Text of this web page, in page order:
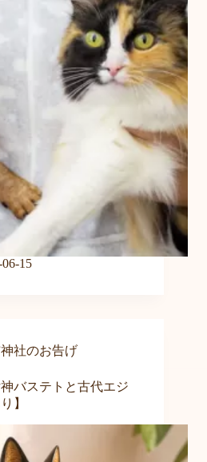
06-15
社のお告げ
バステトと古代エジ
】